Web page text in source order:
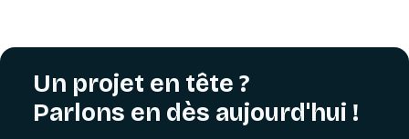
Un projet en tête ?
Parlons en dès aujourd'hui !